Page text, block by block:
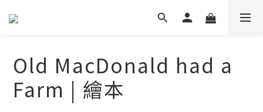
Old MacDonald had a
Farm | 繪本